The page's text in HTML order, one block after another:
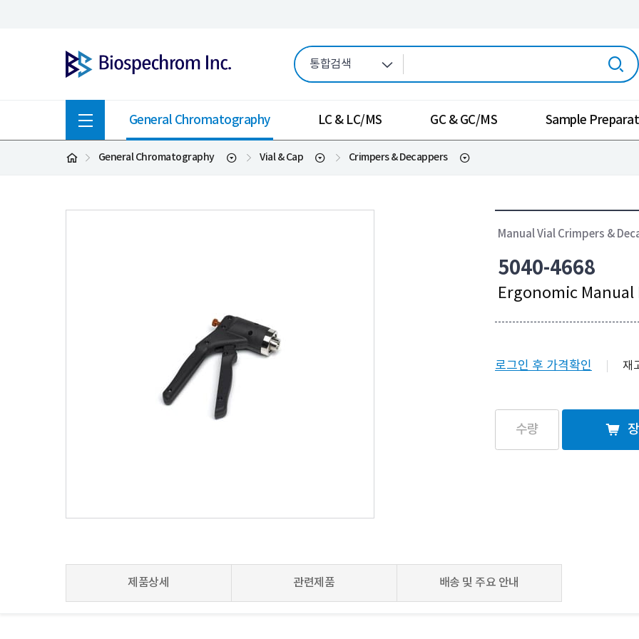
General Chromatography LC & LC/MS GC & GC/MS Sample
General Chromatography Vial & Cap Crimpers & Decappers
Manual Vial Crimpers &
5040-4668
Ergonomic Manual
로그인 후 가격확인 재
제품상세 관련제품 배송 및 주요 안내